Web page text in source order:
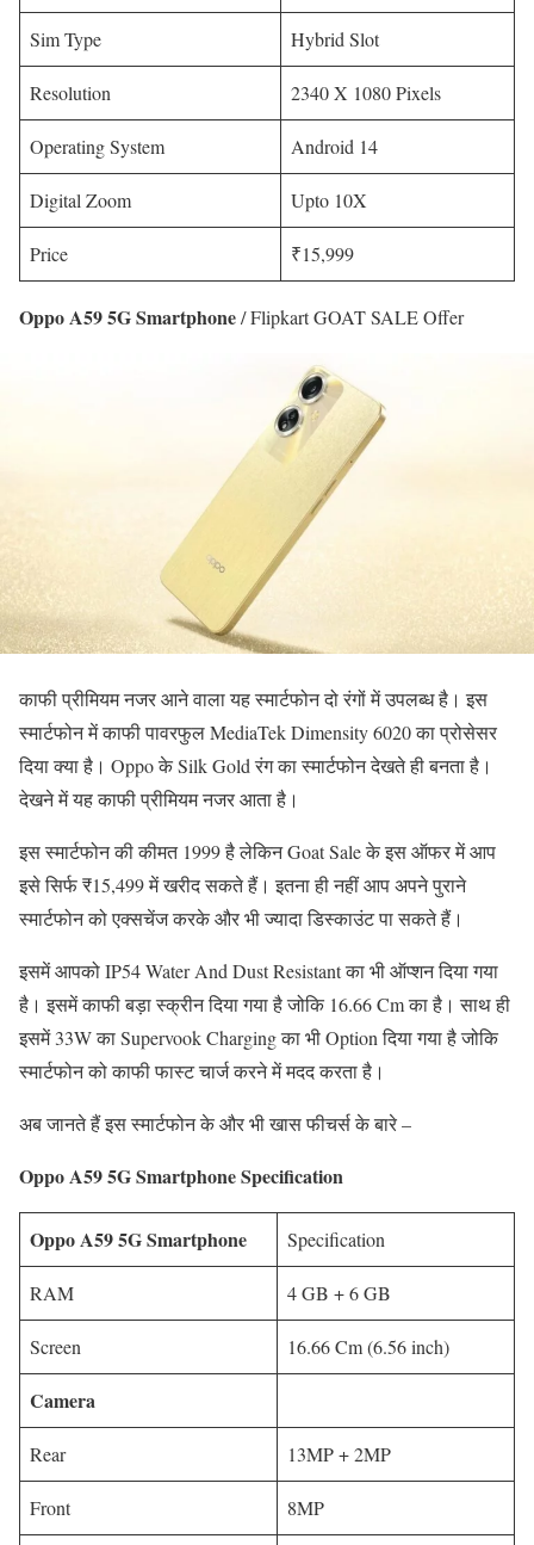
Sim Type Hybrid Slot
Resolution 2340 X 1080 Pixels
Operating System Android 14
Digital Zoom Upto 10X
Price ₹15,999
Oppo A59 5G Smartphone/ Flipkart GOAT SALE Offer
काफी प्रीमियम नजर आने वाला यह स्मार्टफोन दो रंगों में उपलब्ध है। इस
स्मार्टफोन में काफी पावरफुल MediaTek Dimensity 6020 का प्रोसेसर
दिया क्या है। Oppo के Silk Gold रंग का स्मार्टफोन देखते ही बनता है।
देखने में यह काफी प्रीमियम नजर आता है।
इस स्मार्टफोन की कीमत 1999 है लेकिन Goat Sale के इस ऑफर में आप
इसे सिर्फ ₹15,499 में खरीद सकते हैं। इतना ही नहीं आप अपने पुराने
स्मार्टफोन को एक्सचेंज करके और भी ज्यादा डिस्काउंट पा सकते हैं।
इसमें आपको IP54 Water And Dust Resistant का भी ऑप्शन दिया गया
है। इसमें काफी बड़ा स्क्रीन दिया गया है जोकि 16.66 Cm का है। साथ ही
इसमें 33W का Supervook Charging का भी Option दिया गया है जोकि
स्मार्टफोन को काफी फास्ट चार्ज करने में मदद करता है।
अब जानते हैं इस स्मार्टफोन के और भी खास फीचर्स के बारे –
Oppo A59 5G Smartphone Specification
Oppo A59 5G Smartphone Specification
RAM 4 GB + 6 GB
Screen 16.66 Cm (6.56 inch)
Camera
Rear 13MP + 2MP
Front 8MP